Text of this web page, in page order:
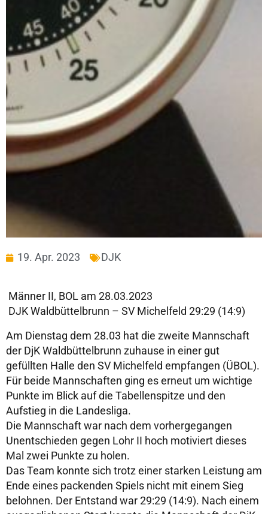
19. Apr. 2023 DJK
Männer II, BOL am 28.03.2023
DJK Waldbüttelbrunn – SV Michelfeld 29:29 (14:9)
Am Dienstag dem 28.03 hat die zweite Mannschaft
der DjK Waldbüttelbrunn zuhause in einer gut
gefüllten Halle den SV Michelfeld empfangen (ÜBOL).
Für beide Mannschaften ging es erneut um wichtige
Punkte im Blick auf die Tabellenspitze und den
Aufstieg in die Landesliga.
Die Mannschaft war nach dem vorhergegangen
Unentschieden gegen Lohr II hoch motiviert dieses
Mal zwei Punkte zu holen.
Das Team konnte sich trotz einer starken Leistung am
Ende eines packenden Spiels nicht mit einem Sieg
belohnen. Der Entstand war 29:29 (14:9). Nach einem